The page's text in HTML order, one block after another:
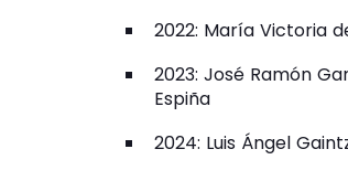
2022: María Victoria
2023: José Ramón
Espiña
2024: Luis Ángel